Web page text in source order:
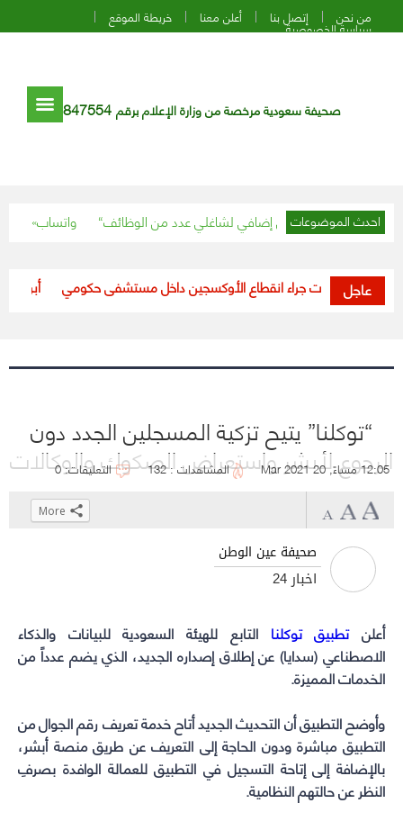
من نحن إتصل بنا أعلن معنا خريطة الموقع
سياسة الخصوصية
صحيفة سعودية مرخصة من وزارة الإعلام برقم 847554
احدث الموضوعات «واتساب» تقدم 8 نصائح مهمة تسهل الاستفادة من مميزات تطبيقها صرف بدل عمل إضافي لشاغلي عدد من الوظائف
عاجل أبرزها وفيات جراء انقطاع الأوكسجين داخل مستشفى حكومي
“توكلنا” يتيح تزكية المسجلين الجدد دون
الرجوع لأبشر واستعراض الصكوك والوكالات
12:05 مساءً, 20 Mar 2021 المشاهدات : 132 التعليقات: 0
صحيفة عين الوطن
أخبار 24
أعلنتطبيق توكلنا التابع للهيئة السعودية للبيانات والذكاء
الاصطناعي (سدايا) عن إطلاق إصداره الجديد، الذي يضم عدداً من
الخدمات المميزة.
وأوضح التطبيق أن التحديث الجديد أتاح خدمة تعريف رقم الجوال من
التطبيق مباشرة ودون الحاجة إلى التعريف عن طريق منصة أبشر،
بالإضافة إلى إتاحة التسجيل في التطبيق للعمالة الوافدة بصرفِ
النظر عن حالتهم النظامية.
(Opens
in
(Opens
in
(Opens
in
Click
(Opens
in
More